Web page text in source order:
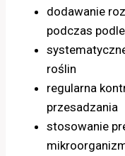
dodawanie
podczas
roślin
regularna
przesadzania
stosowanie